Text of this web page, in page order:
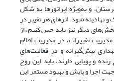
و به‌ویژه اپراتورها به شکل
نهادینه شود. اثرهای هر تغییر در
دیگر نیز باید حس کنیم، از
تغییرات، در مدیریت اقلام
پیش‌گیرانه و در فعالیت‌های
و پویایی دارند، باید این روح
اجرا و پایش و بهبود مستمر این